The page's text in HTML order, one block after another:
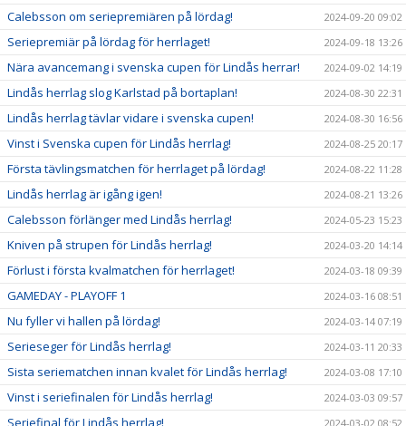
Calebsson om seriepremiären på lördag! 2024-09-20 09:02
Seriepremiär på lördag för herrlaget! 2024-09-18 13:26
Nära avancemang i svenska cupen för Lindås herrar! 2024-09-02 14:19
Lindås herrlag slog Karlstad på bortaplan! 2024-08-30 22:31
Lindås herrlag tävlar vidare i svenska cupen! 2024-08-30 16:56
Vinst i Svenska cupen för Lindås herrlag! 2024-08-25 20:17
Första tävlingsmatchen för herrlaget på lördag! 2024-08-22 11:28
Lindås herrlag är igång igen! 2024-08-21 13:26
Calebsson förlänger med Lindås herrlag! 2024-05-23 15:23
Kniven på strupen för Lindås herrlag! 2024-03-20 14:14
Förlust i första kvalmatchen för herrlaget! 2024-03-18 09:39
GAMEDAY - PLAYOFF 1 2024-03-16 08:51
Nu fyller vi hallen på lördag! 2024-03-14 07:19
Serieseger för Lindås herrlag! 2024-03-11 20:33
Sista seriematchen innan kvalet för Lindås herrlag! 2024-03-08 17:10
Vinst i seriefinalen för Lindås herrlag! 2024-03-03 09:57
Seriefinal för Lindås herrlag! 2024-03-02 08:52